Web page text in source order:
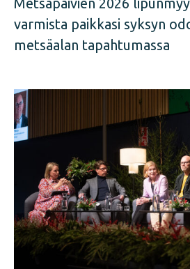
varmista paikkasi syksyn
metsäalan tapahtumassa